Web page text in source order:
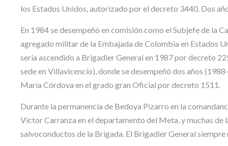
los Estados Unidos, autorizado por el decreto 3440. Dos
En 1984 se desempeñó en comisión como el Subjefe de la
agregado militar de la Embajada de Colombia en Estados
sería ascendido a Brigadier General en 1987 por decreto
sede en Villavicencio), donde se desempeñó dos años
María Córdova en el grado gran Oficial por decreto 1511.
Durante la permanencia de Bedoya Pizarro en la
Víctor Carranza en el departamento del Meta, y muchas de
salvoconductos de la Brigada. El Brigadier General